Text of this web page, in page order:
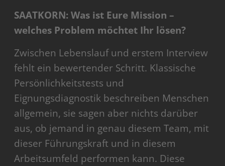
SAATKORN: Was ist Eure Mission –
welches Problem möchtet Ihr lösen?
Zwischen Lebenslauf und erstem Interview
fehlt ein bewertender Schritt. Klassische
Persönlichkeitstests und
Eignungsdiagnostik beschreiben Menschen
allgemein, sie sagen aber nichts darüber
aus, ob jemand in genau diesem Team, mit
dieser Führungskraft und in diesem
Arbeitsumfeld performen kann. Diese